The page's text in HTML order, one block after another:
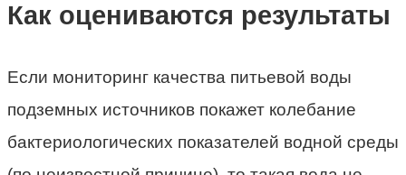
Как оцениваются результаты
Если мониторинг качества питьевой воды
подземных источников покажет колебание
бактериологических показателей водной среды